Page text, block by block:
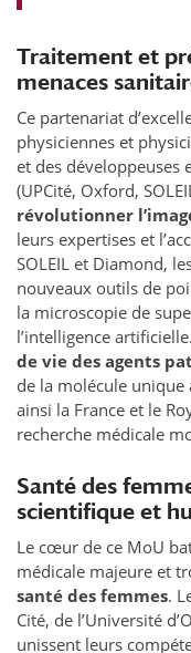
Traitement et
menaces
Ce partenariat
physiciennes et
et des développeuses
(UPCité, Oxford,
révolutionner
leurs expertises et
SOLEIL et Diamond,
nouveaux outils de
la microscopie de
l’intelligence
de vie des agents
de la molécule
ainsi la France et le
recherche médicale
Santé des
scientifique et
Le cœur de ce MoU
médicale majeure et
santé des femmes.
Cité, de l’Université
unissent leurs